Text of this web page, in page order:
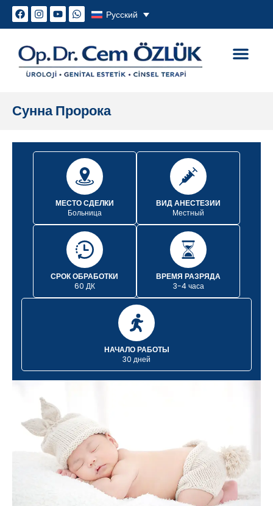
Русский
Сунна Пророка
МЕСТО СДЕЛКИ
Больница
ВИД АНЕСТЕЗИИ
Местный
СРОК ОБРАБОТКИ
60 ДК
ВРЕМЯ РАЗРЯДА
3-4 часа
НАЧАЛО РАБОТЫ
30 дней